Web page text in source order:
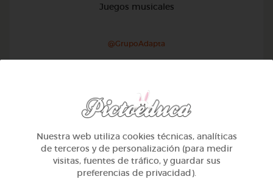
Juegos musicales
@GrupoAdapta
Nuestra web utiliza cookies técnicas, analíticas
de terceros y de personalización (para medir
visitas, fuentes de tráfico, y guardar sus
preferencias de privacidad).